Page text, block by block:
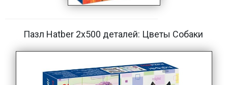
Пазл Hatber 2х500 деталей: Цветы Собаки